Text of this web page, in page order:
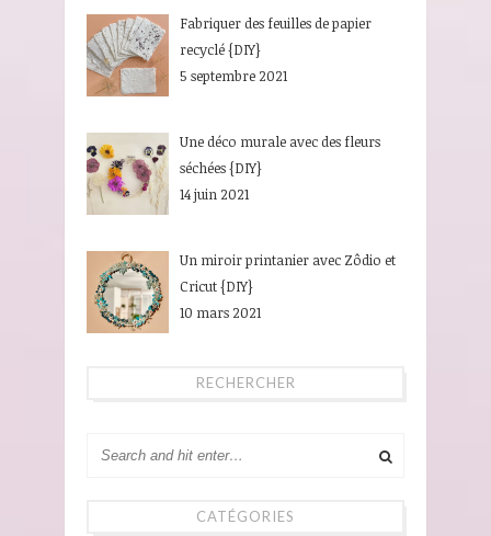
Fabriquer des feuilles de papier
recyclé {DIY}
5 septembre 2021
Une déco murale avec des fleurs
séchées {DIY}
14 juin 2021
Un miroir printanier avec Zôdio et
Cricut {DIY}
10 mars 2021
RECHERCHER
CATÉGORIES